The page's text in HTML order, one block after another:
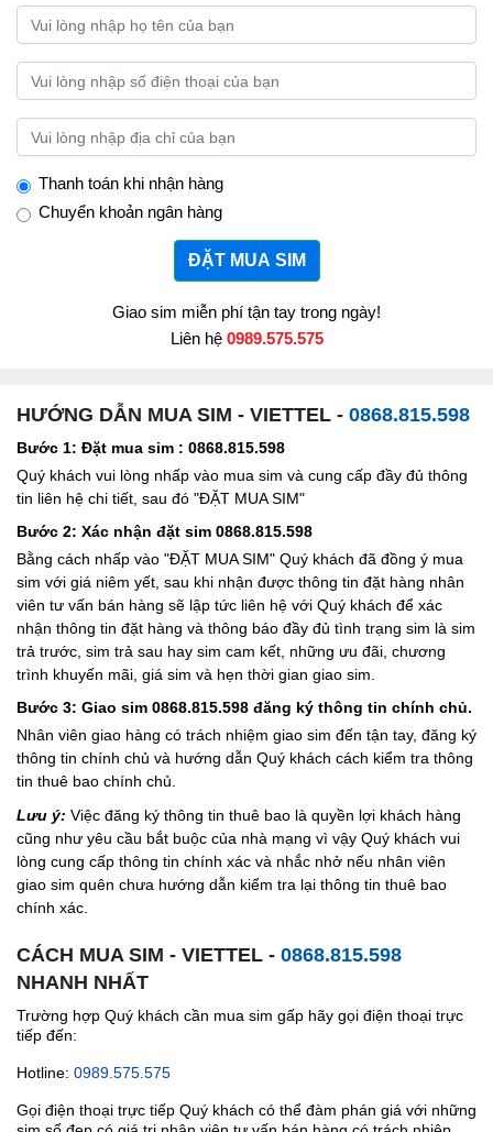
Thanh toán khi nhận hàng
Chuyển khoản ngân hàng
ĐẶT MUA SIM
Giao sim miễn phí tận tay trong ngày!
Liên hệ 0989.575.575
HƯỚNG DẪN MUA SIM - VIETTEL - 0868.815.598
Bước 1: Đặt mua sim : 0868.815.598
Quý khách vui lòng nhấp vào mua sim và cung cấp đầy đủ thông
tin liên hệ chi tiết, sau đó "ĐẶT MUA SIM"
Bước 2: Xác nhận đặt sim 0868.815.598
Bằng cách nhấp vào "ĐẶT MUA SIM" Quý khách đã đồng ý mua
sim với giá niêm yết, sau khi nhận được thông tin đặt hàng nhân
viên tư vấn bán hàng sẽ lập tức liên hệ với Quý khách để xác
nhận thông tin đặt hàng và thông báo đầy đủ tình trạng sim là sim
trả trước, sim trả sau hay sim cam kết, những ưu đãi, chương
trình khuyến mãi, giá sim và hẹn thời gian giao sim.
Bước 3: Giao sim 0868.815.598 đăng ký thông tin chính chủ.
Nhân viên giao hàng có trách nhiệm giao sim đến tận tay, đăng ký
thông tin chính chủ và hướng dẫn Quý khách cách kiểm tra thông
tin thuê bao chính chủ.
Lưu ý: Việc đăng ký thông tin thuê bao là quyền lợi khách hàng
cũng như yêu cầu bắt buộc của nhà mạng vì vậy Quý khách vui
lòng cung cấp thông tin chính xác và nhắc nhở nếu nhân viên
giao sim quên chưa hướng dẫn kiểm tra lại thông tin thuê bao
chính xác.
CÁCH MUA SIM - VIETTEL - 0868.815.598
NHANH NHẤT
Trường hợp Quý khách cần mua sim gấp hãy gọi điện thoại trực
tiếp đến:
Hotline: 0989.575.575
Gọi điện thoại trực tiếp Quý khách có thể đàm phán giá với những